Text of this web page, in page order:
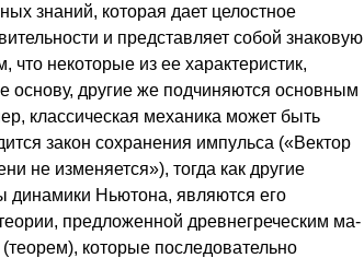
знаний, которая дает целостное
и представляет собой знаковую
некоторые из ее харак­теристик,
основу, другие же подчиняются основным
класси­ческая механика может быть
закон сохранения импульса («Вектор
не изменяется»), тогда как другие
динамики Нью­тона, являются его
предложенной древнегреческим ма­
которые последовательно